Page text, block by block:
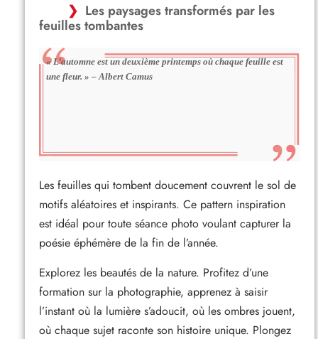
Les paysages transformés par les
feuilles tombantes
« L’automne est un deuxième printemps où chaque feuille est
une fleur. » – Albert Camus
Les feuilles qui tombent doucement couvrent le sol de
motifs aléatoires et inspirants. Ce pattern inspiration
est idéal pour toute séance photo voulant capturer la
poésie éphémère de la fin de l’année.
Explorez les beautés de la nature. Profitez d’une
formation sur la photographie, apprenez à saisir
l’instant où la lumière s’adoucit, où les ombres jouent,
où chaque sujet raconte son histoire unique. Plongez